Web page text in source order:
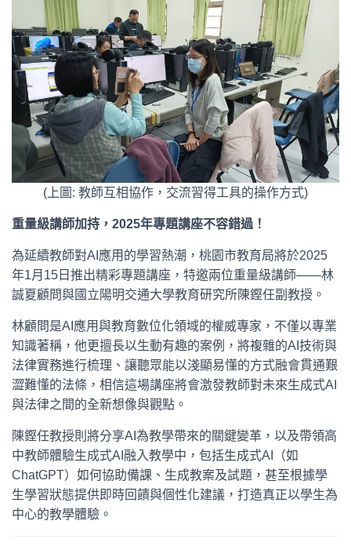
(上圖: 教師互相協作，交流習得工具的操作方式)
重量級講師加持，2025年專題講座不容錯過！
為延續教師對AI應用的學習熱潮，桃園市教育局將於2025
年1月15日推出精彩專題講座，特邀兩位重量級講師——林
誠夏顧問與國立陽明交通大學教育研究所陳鏗任副教授。
林顧問是AI應用與教育數位化領域的權威專家，不僅以專業
知識著稱，他更擅長以生動有趣的案例，將複雜的AI技術與
法律實務進行梳理、讓聽眾能以淺顯易懂的方式融會貫通艱
澀難懂的法條，相信這場講座將會激發教師對未來生成式AI
與法律之間的全新想像與觀點。
陳鏗任教授則將分享AI為教學帶來的關鍵變革，以及帶領高
中教師體驗生成式AI融入教學中，包括生成式AI（如
ChatGPT）如何協助備課、生成教案及試題，甚至根據學
生學習狀態提供即時回饋與個性化建議，打造真正以學生為
中心的教學體驗。